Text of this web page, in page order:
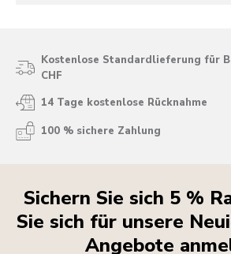
Kostenlose Standardlieferung für
CHF
14 Tage kostenlose Rücknahme
100 % sichere Zahlung
Sichern Sie sich 5 %
Sie sich für unsere
Angebote